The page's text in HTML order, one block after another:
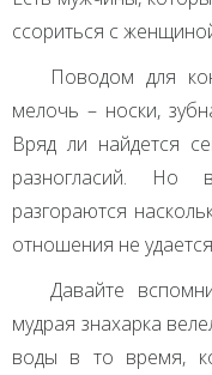
ссориться с
Поводом для
мелочь – носки,
Вряд ли найдется
разногласий. Но
разгораются
отношения не
Давайте
мудрая знахарка
воды в то время,